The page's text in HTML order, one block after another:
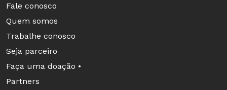
Fale conosco
Quem somos
Trabalhe conosco
Seja parceiro
Faça uma doação •
Partners